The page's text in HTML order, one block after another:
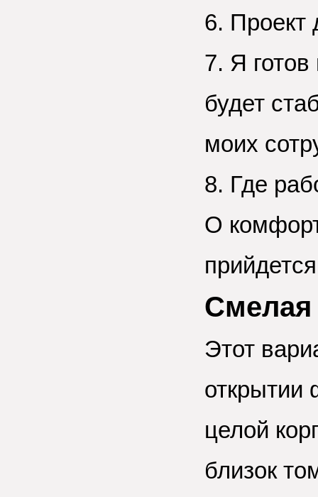
6. Проект
7. Я
будет
моих
8. Где
О
Смелая
Этот
открытии
целой
близок